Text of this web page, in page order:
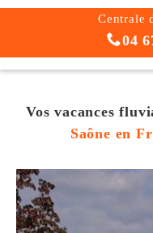
Centrale
04
Vos vacances
Saône en